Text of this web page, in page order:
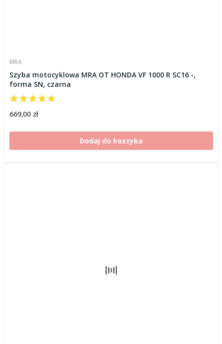
MRA
Szyba motocyklowa MRA OT HONDA VF 1000 R SC16 -,
forma SN, czarna
669,00 zł
Dodaj do koszyka